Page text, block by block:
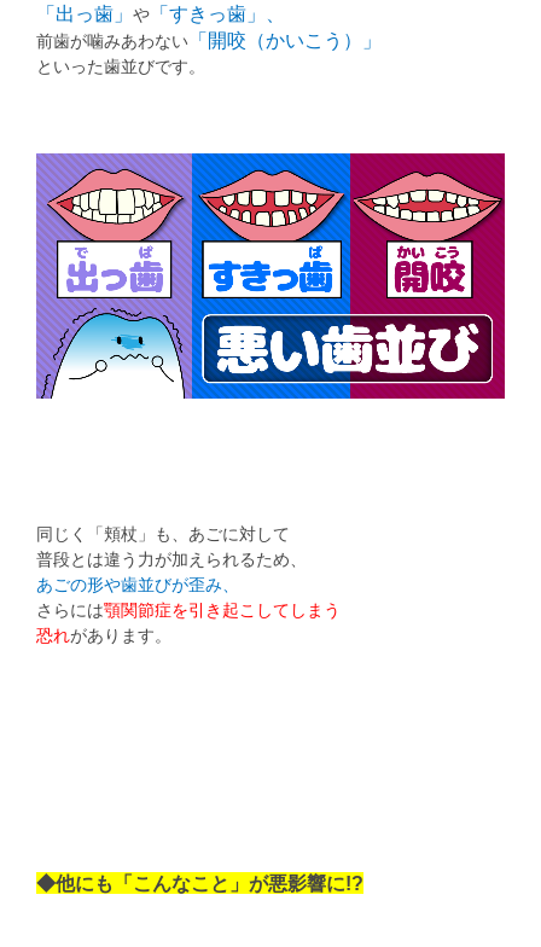
「出っ歯」 や 「すきっ歯」、
前歯が噛みあわない 「開咬（かいこう）」
といった歯並びです。
同じく「頬杖」も、あごに対して
普段とは違う力が加えられるため、
あごの形や歯並びが歪み、
さらには顎関節症を引き起こしてしまう
恐れがあります。
◆他にも「こんなこと」が悪影響に!?